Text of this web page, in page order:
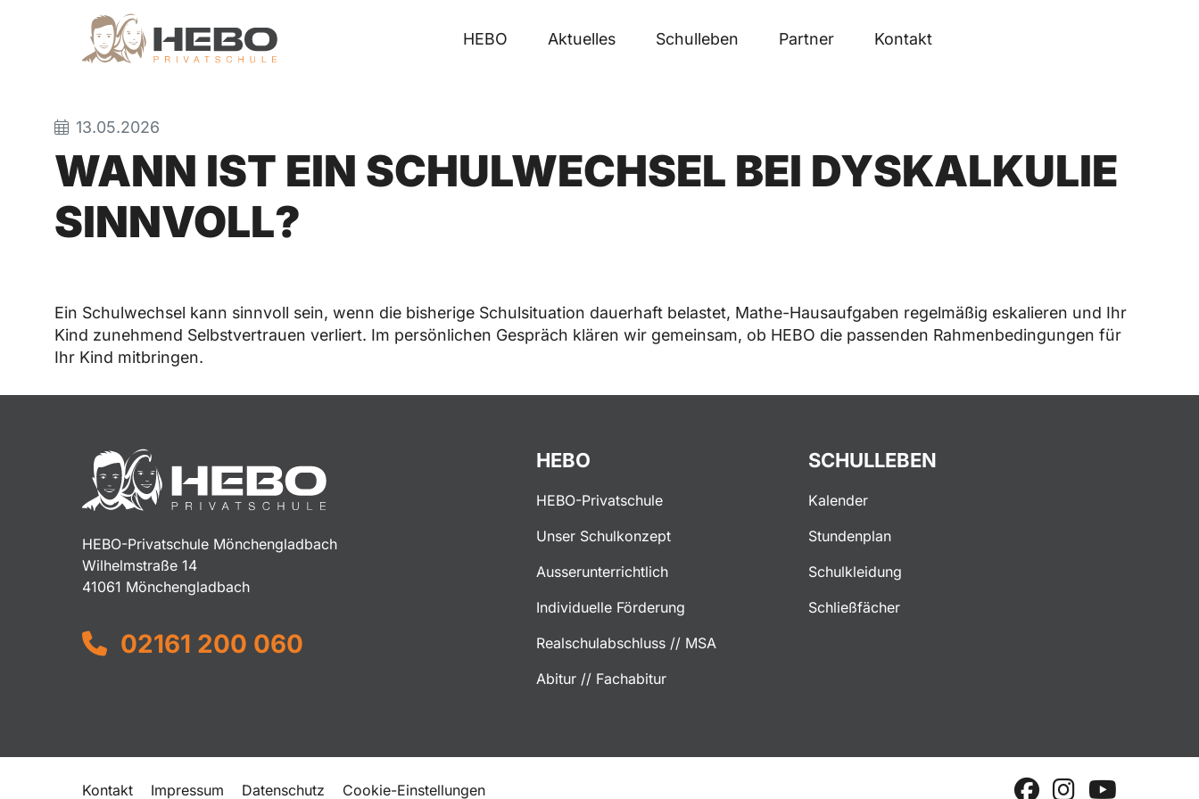
HEBO Aktuelles Schulleben Partner Kontakt
13.05.2026
WANN IST EIN SCHULWECHSEL BEI DYSKALKULIE
SINNVOLL?
Ein Schulwechsel kann sinnvoll sein, wenn die bisherige Schulsituation dauerhaft belastet, Mathe-Hausaufgaben regelmäßig eskalieren und Ihr
Kind zunehmend Selbstvertrauen verliert. Im persönlichen Gespräch klären wir gemeinsam, ob HEBO die passenden Rahmenbedingungen für
Ihr Kind mitbringen.
HEBO-Privatschule Mönchengladbach
Wilhelmstraße 14
41061 Mönchengladbach
02161 200 060
HEBO
HEBO-Privatschule
Unser Schulkonzept
Ausserunterrichtlich
Individuelle Förderung
Realschulabschluss // MSA
Abitur // Fachabitur
SCHULLEBEN
Kalender
Stundenplan
Schulkleidung
Schließfächer
Kontakt Impressum Datenschutz Cookie-Einstellungen